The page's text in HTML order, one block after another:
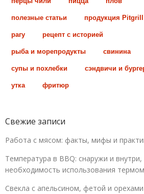
полезные статьи продукция Pitgrill
рагу рецепт с историей
рыба и морепродукты свинина
супы и похлебки сэндвичи и
утка фритюр
Свежие записи
Работа с мясом: факты, мифы и
Температура в BBQ: снаружи и внутри,
необходимость использования
Свекла с апельсином, фетой и